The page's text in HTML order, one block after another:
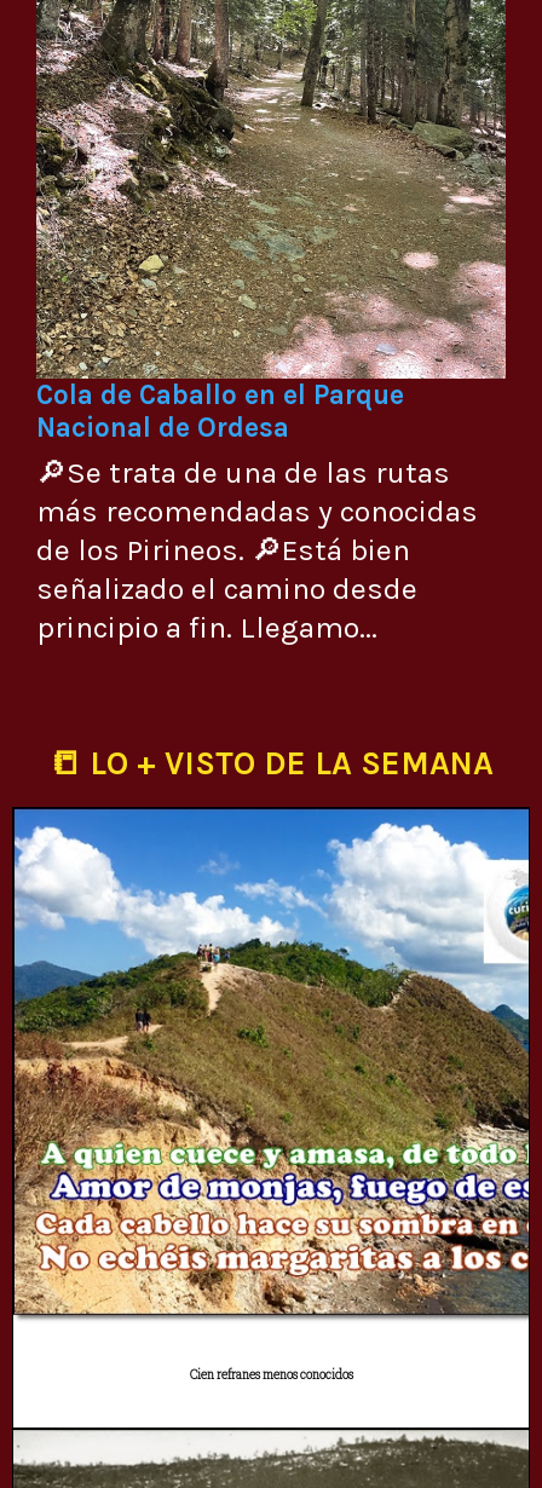
Cola de Caballo en el Parque
Nacional de Ordesa
🔎Se trata de una de las rutas
más recomendadas y conocidas
de los Pirineos. 🔎Está bien
señalizado el camino desde
principio a fin. Llegamo...
📒 LO + VISTO DE LA SEMANA
Cien refranes menos conocidos